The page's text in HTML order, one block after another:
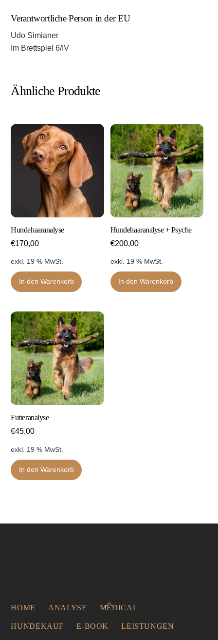
Verantwortliche Person in der EU
Udo Simianer
Im Brettspiel 6/IV
Ähnliche Produkte
Hundehaaranalyse
€170,00
exkl. 19 % MwSt.
In den Warenkorb
Hundehaaranalyse + Psyche
€200,00
exkl. 19 % MwSt.
In den Warenkorb
Futteranalyse
€45,00
exkl. 19 % MwSt.
In den Warenkorb
Back
HOME ANALYSE MEDICAL
HUNDEKAUF E-BOOK LEISTUNGEN